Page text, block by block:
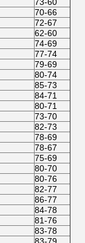
70-66
72-67
62-60
74-69
77-74
79-69
80-74
85-73
84-71
80-71
73-70
82-73
78-69
78-67
75-69
80-70
80-76
82-77
86-77
84-78
81-76
83-78
83-79